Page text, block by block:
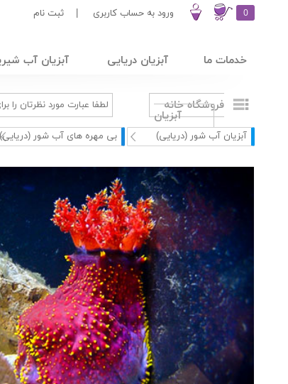
0 ورود به حساب کاربری ثبت نام
خدمات ما آبزیان دریایی آبزیان آب
فروشگاه خانه
آبزیان
آبزیان آب شور (دریایی) بی مهره های آب شور (دریایی)